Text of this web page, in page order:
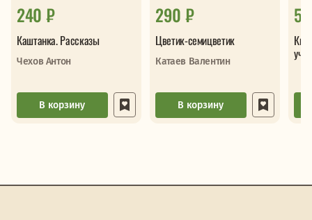
240 ₽
Каштанка. Рассказы
Чехов Антон
В корзину
290 ₽
Цветик-семицветик
Катаев Валентин
В корзину